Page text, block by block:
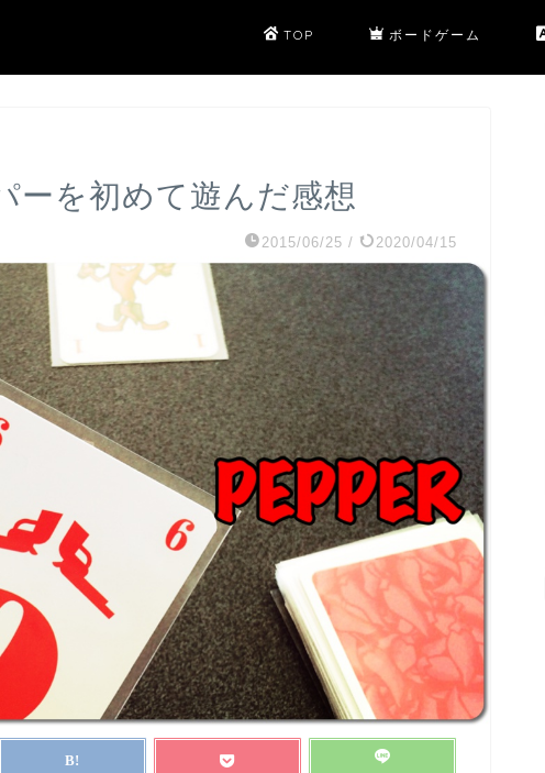
TOP ボードゲーム
ーを初めて遊んだ感想
2015/06/25 / 2020/04/15